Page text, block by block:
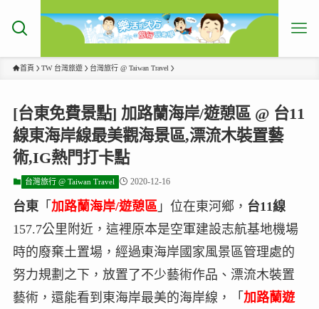
首頁 TW 台灣旅遊 台灣旅行 @ Taiwan Travel
[台東免費景點] 加路蘭海岸/遊憩區 @ 台11
線東海岸線最美觀海景區,漂流木裝置藝
術,IG熱門打卡點
台灣旅行 @ Taiwan Travel 2020-12-16
台東「 加路蘭海岸/遊憩區」位在東河鄉， 台11線
157.7公里附近，這裡原本是空軍建設志航基地機場
時的廢棄土置場，經過東海岸國家風景區管理處的
努力規劃之下，放置了不少藝術作品、漂流木裝置
藝術，還能看到東海岸最美的海岸線，「 加路蘭遊